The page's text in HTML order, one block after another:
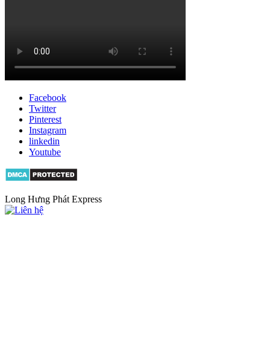
Facebook
Twitter
Pinterest
Instagram
linkedin
Youtube
Long Hưng Phát Express